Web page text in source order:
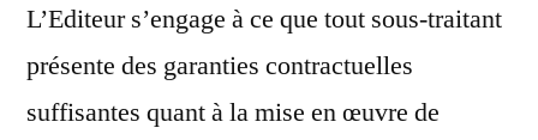
L’Editeur s’engage à ce que tout sous-traitant
présente des garanties contractuelles
suffisantes quant à la mise en œuvre de